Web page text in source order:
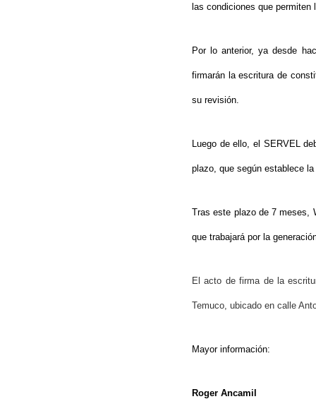
las condiciones que
Por lo anterior, ya desde
firmarán la escritura de
su revisión.
Luego de ello, el SERVEL
plazo, que según establece
Tras este plazo de 7 meses,
que trabajará por la
El acto de firma de la
Temuco, ubicado en calle
Mayor información:
Roger Ancamil